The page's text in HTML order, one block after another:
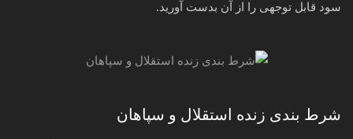
سود قابل‌ توجهی را از آن بدست آورید.
شرط بندی زنده استقلال و سپاهان